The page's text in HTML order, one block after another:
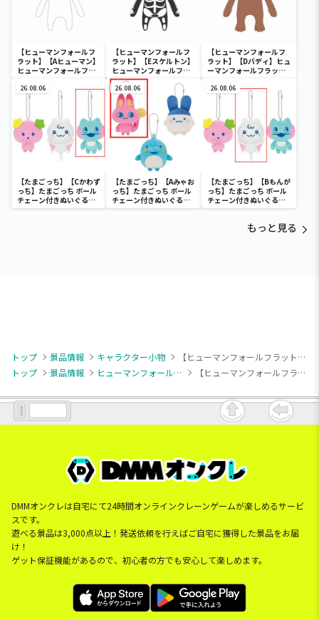
【ヒューマンフォールフ
ラット】【Aヒューマン】
ヒューマンフォールフラ
ットvol.1
【ヒューマンフォールフ
ラット】【Eスケルトン】
ヒューマンフォールフラ
ット ぬいぐるみマスコ
ットvol.1
【ヒューマンフォールフ
ラット】【Dバディ】ヒュ
ーマンフォールフラッ
トvol.1
26.08.06
【たまごっち】【Cかわず
っち】たまごっち ボール
チェーン付きぬいぐるみ
～Tamagotchi
26.08.06
【たまごっち】【Aみゃお
っち】たまごっち ボール
チェーン付きぬいぐるみ
～Tamagotchi
26.08.06
【たまごっち】【Bもんが
っち】たまごっち ボール
チェーン付きぬいぐるみ
～Tamagotchi
もっと見る
トップ 景品情報 キャラクター小物
【ヒューマンフォールフラット】【Aアスリート】ヒューマンフォールフラット ぬいぐるみマスコットvol.2
トップ
景品情報 ヒューマンフォールフラット 【ヒューマンフォールフラット】【Aアスリート】ヒューマンフォールフラット ぬいぐるみマスコットvol.2
DMMオンクレは自宅にて24時間オンラインクレーンゲームが楽しめるサービ
スです。
遊べる景品は3,000点以上！発送依頼を行えばご自宅に獲得した景品をお届
け！
ゲット保証機能があるので、初心者の方でも安心して楽しめます。